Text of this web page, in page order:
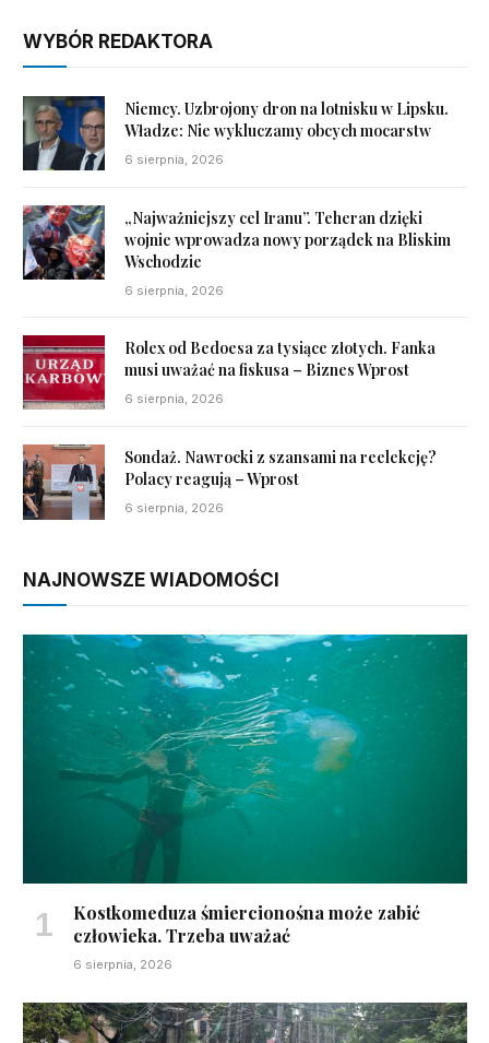
WYBÓR REDAKTORA
Niemcy. Uzbrojony dron na lotnisku w Lipsku.
Władze: Nie wykluczamy obcych mocarstw
6 sierpnia, 2026
„Najważniejszy cel Iranu”. Teheran dzięki
wojnie wprowadza nowy porządek na Bliskim
Wschodzie
6 sierpnia, 2026
Rolex od Bedoesa za tysiące złotych. Fanka
musi uważać na fiskusa – Biznes Wprost
6 sierpnia, 2026
Sondaż. Nawrocki z szansami na reelekcję?
Polacy reagują – Wprost
6 sierpnia, 2026
NAJNOWSZE WIADOMOŚCI
Kostkomeduza śmiercionośna może zabić
człowieka. Trzeba uważać
6 sierpnia, 2026